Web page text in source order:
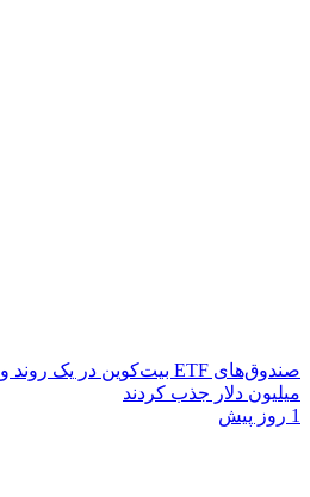
میلیون دلار جذب کردند
1 روز پیش